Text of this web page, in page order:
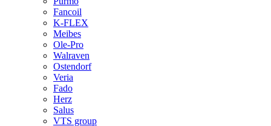
Fancoil
K-FLEX
Meibes
Ole-Pro
Walraven
Ostendorf
Veria
Fado
Herz
Salus
VTS group